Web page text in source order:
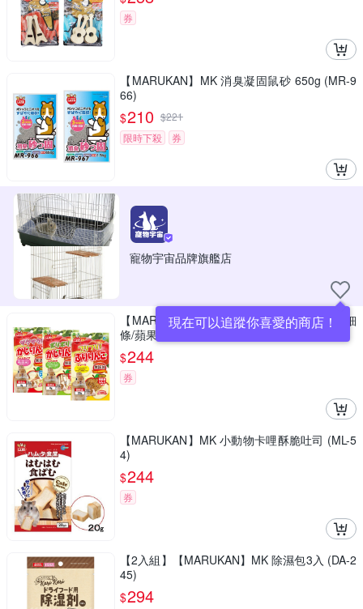
券
【MARUKAN】MK 消臭凝固鼠砂 650g (MR-9
66)
$210 $221
限時下殺
券
寵物宇宙品牌旗艦店
現在可以追蹤你喜愛的商店！
【MARUKAN】小動物天然乾燥蘋果乾/蘋果細
條/蘋果佐餐粉
$244
券
【MARUKAN】MK 小動物卡哩酥脆吐司 (ML-5
4)
$244
券
【2入組】【MARUKAN】MK 除濕包3入 (DA-2
45)
$294